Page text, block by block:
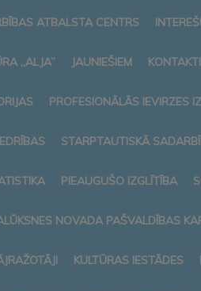
ATBALSTA CENTRS
„ALJA” JAUNIEŠIEM KONTAKTI
PROFESIONĀLĀS IEVIRZES
STARPTAUTISKĀ
PIEAUGUŠO IZGLĪTĪBA
NOVADA PAŠVALDĪBAS
KULTŪRAS IESTĀDES